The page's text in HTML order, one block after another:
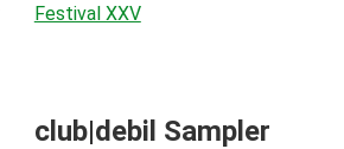
Festival XXV
club|debil Sampler